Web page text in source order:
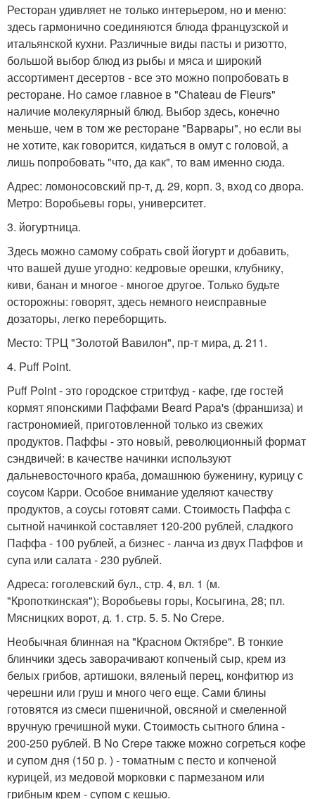
Ресторан удивляет не только интерьером, но и меню:
здесь гармонично соединяются блюда французской и
итальянской кухни. Различные виды пасты и ризотто,
большой выбор блюд из рыбы и мяса и широкий
ассортимент десертов - все это можно попробовать в
ресторане. Но самое главное в "Chateau de Fleurs"
наличие молекулярный блюд. Выбор здесь, конечно
меньше, чем в том же ресторане "Варвары", но если вы
не хотите, как говорится, кидаться в омут с головой, а
лишь попробовать "что, да как", то вам именно сюда.
Адрес: ломоносовский пр-т, д. 29, корп. 3, вход со двора.
Метро: Воробьевы горы, университет.
3. йогуртница.
Здесь можно самому собрать свой йогурт и добавить,
что вашей душе угодно: кедровые орешки, клубнику,
киви, банан и многое - многое другое. Только будьте
осторожны: говорят, здесь немного неисправные
дозаторы, легко переборщить.
Место: ТРЦ "Золотой Вавилон", пр-т мира, д. 211.
4. Puff Point.
Puff Point - это городское стритфуд - кафе, где гостей
кормят японскими Паффами Beard Papa's (франшиза) и
гастрономией, приготовленной только из свежих
продуктов. Паффы - это новый, революционный формат
сэндвичей: в качестве начинки используют
дальневосточного краба, домашнюю буженину, курицу с
соусом Карри. Особое внимание уделяют качеству
продуктов, а соусы готовят сами. Стоимость Паффа с
сытной начинкой составляет 120-200 рублей, сладкого
Паффа - 100 рублей, а бизнес - ланча из двух Паффов и
супа или салата - 230 рублей.
Адреса: гоголевский бул., стр. 4, вл. 1 (м.
"Кропоткинская"); Воробьевы горы, Косыгина, 28; пл.
Мясницких ворот, д. 1. стр. 5. 5. No Crepe.
Необычная блинная на "Красном Октябре". В тонкие
блинчики здесь заворачивают копченый сыр, крем из
белых грибов, артишоки, вяленый перец, конфитюр из
черешни или груш и много чего еще. Сами блины
готовятся из смеси пшеничной, овсяной и смеленной
вручную гречишной муки. Стоимость сытного блина -
200-250 рублей. В No Crepe также можно согреться кофе
и супом дня (150 р. ) - томатным с песто и копченой
курицей, из медовой морковки с пармезаном или
грибным крем - супом с кешью.